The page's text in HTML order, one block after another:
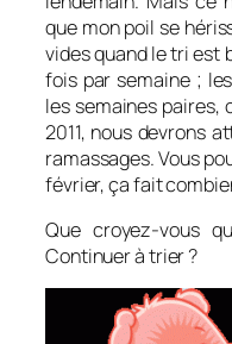
que mon poil se
vides quand le tri est
fois par semaine ;
les semaines paires,
2011, nous devrons
ramassages. Vous
février, ça fait
Que croyez-vous
Continuer à trier ?